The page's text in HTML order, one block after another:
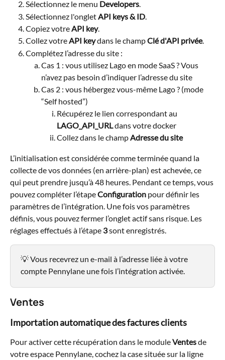
Sélectionnez le menu Developers.
Sélectionnez l'onglet API keys & ID
Copiez votre API key.
Collez votre API key dans le champ Clé d'API privée.
Complétez l’adresse du site :
Cas 1 : vous utilisez Lago en mode SaaS ? Vous
n’avez pas besoin d’indiquer l’adresse du site
Cas 2 : vous hébergez vous-même Lago ? (mode
“Self hosted”)
Récupérez le lien correspondant au
LAGO_API_URL dans votre docker
Collez dans le champ Adresse du site
L’initialisation est considérée comme terminée quand la
collecte de vos données (en arrière-plan) est achevée, ce
qui peut prendre jusqu’à 48 heures. Pendant ce temps, vous
pouvez compléter l’étape Configuration pour définir les
paramètres de l’intégration. Une fois vos paramètres
définis, vous pouvez fermer l’onglet actif sans risque. Les
réglages effectués à l’étape 3 sont enregistrés.
💡 Vous recevrez un e-mail à l’adresse liée à votre
compte Pennylane une fois l’intégration activée.
Ventes
Importation automatique des factures clients
Pour activer cette récupération dans le module Ventes de
votre espace Pennylane, cochez la case située sur la ligne